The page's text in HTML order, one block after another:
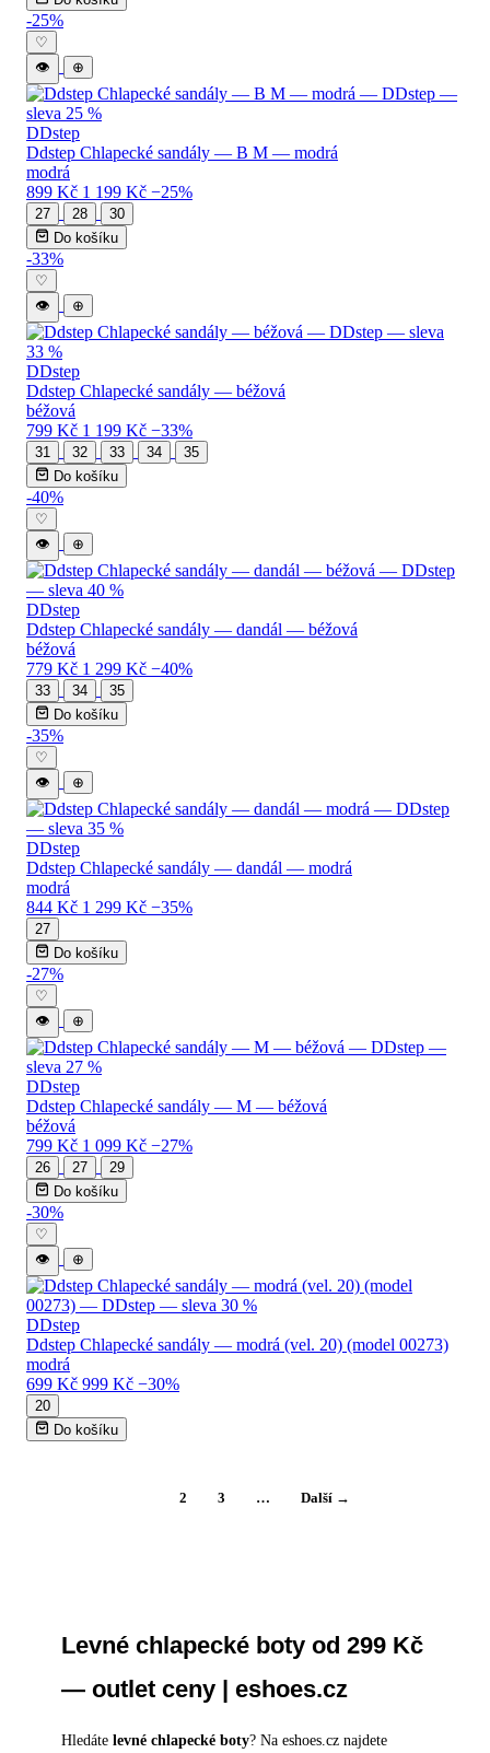
-25%
♡
👁
⊕
DDstep
Ddstep Chlapecké sandály — B M — modrá
modrá
899 Kč 1 199 Kč −25%
27 28
30
Do košíku
-33%
♡
👁
⊕
DDstep
Ddstep Chlapecké sandály — béžová
béžová
799 Kč 1 199 Kč −33%
31 32 33 34
35
Do košíku
-40%
♡
👁
⊕
DDstep
Ddstep Chlapecké sandály — dandál — béžová
béžová
779 Kč 1 299 Kč −40%
33 34
35
Do košíku
-35%
♡
👁
⊕
DDstep
Ddstep Chlapecké sandály — dandál — modrá
modrá
844 Kč 1 299 Kč −35%
27
Do košíku
-27%
♡
👁
⊕
DDstep
Ddstep Chlapecké sandály — M — béžová
béžová
799 Kč 1 099 Kč −27%
26 27
29
Do košíku
-30%
♡
👁
⊕
DDstep
Ddstep Chlapecké sandály — modrá (vel. 20) (model 00273)
modrá
699 Kč 999 Kč −30%
20
Do košíku
2 3 … Další →
Levné chlapecké boty od 299 Kč
— outlet ceny | eshoes.cz
Hledáte levné chlapecké boty? Na eshoes.cz najdete